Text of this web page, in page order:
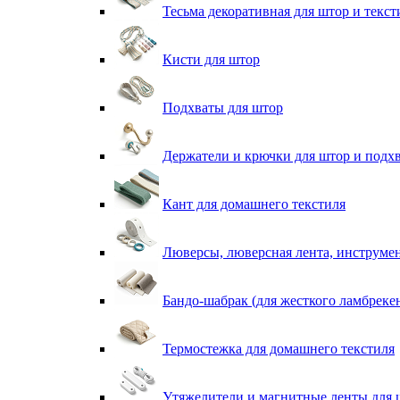
Тесьма декоративная для штор и
Кисти для штор
Подхваты для штор
Держатели и крючки для штор и
Кант для домашнего текстиля
Люверсы, люверсная лента,
Бандо-шабрак (для жесткого
Термостежка для домашнего текстиля
Утяжелители и магнитные ленты для